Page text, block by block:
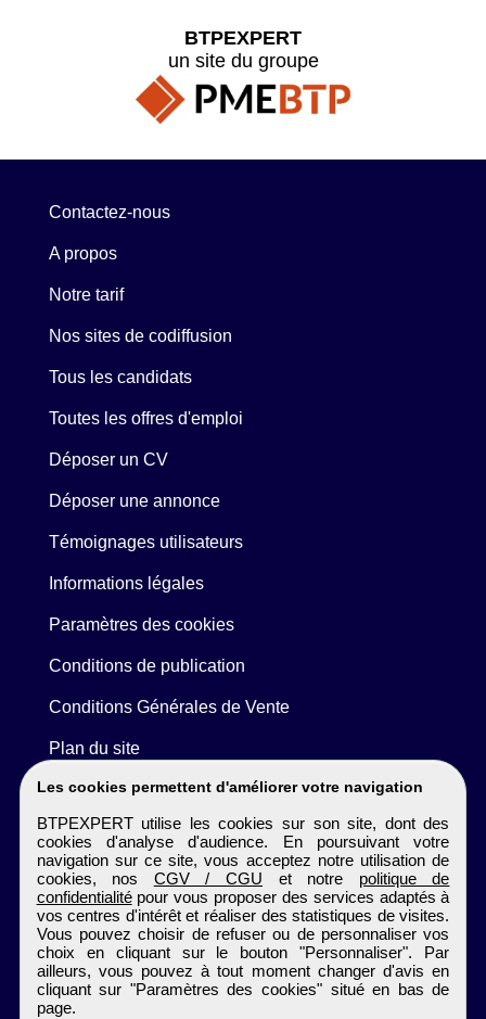
Les cookies permettent d'améliorer votre navigation
BTPEXPERT utilise les cookies sur son site, dont des
cookies d'analyse d'audience. En poursuivant votre
navigation sur ce site, vous acceptez notre utilisation de
cookies, nos CGV / CGU et notre politique de
confidentialitépour vous proposer des services adaptés à
vos centres d'intérêt et réaliser des statistiques de visites.
Vous pouvez choisir de refuser ou de personnaliser vos
choix en cliquant sur le bouton "Personnaliser". Par
ailleurs, vous pouvez à tout moment changer d'avis en
cliquant sur "Paramètres des cookies" situé en bas de
page.
BTPEXPERT
un site du groupe
Contactez-nous
A propos
Notre tarif
Nos sites de codiffusion
Tous les candidats
Toutes les offres d'emploi
Déposer un CV
Déposer une annonce
Témoignages utilisateurs
Informations légales
Paramètres des cookies
Conditions de publication
Conditions Générales de Vente
Plan du site